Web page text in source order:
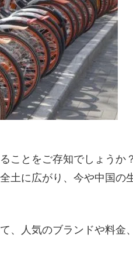
ことをご存知でしょうか
土に広がり、今や中国の
、人気のブランドや料金